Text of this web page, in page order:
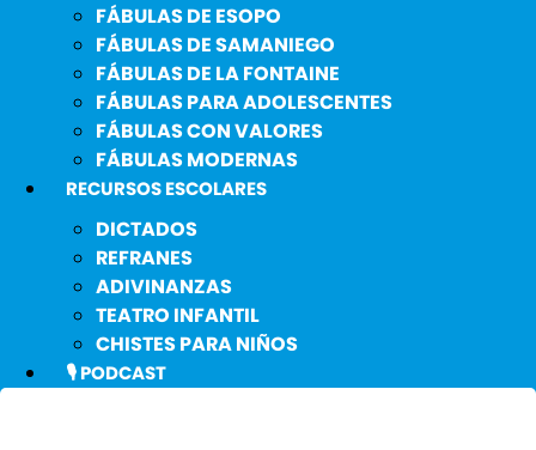
FÁBULAS DE ESOPO
FÁBULAS DE SAMANIEGO
FÁBULAS DE LA FONTAINE
FÁBULAS PARA ADOLESCENTES
FÁBULAS CON VALORES
FÁBULAS MODERNAS
RECURSOS ESCOLARES
DICTADOS
REFRANES
ADIVINANZAS
TEATRO INFANTIL
CHISTES PARA NIÑOS
🎙️ PODCAST